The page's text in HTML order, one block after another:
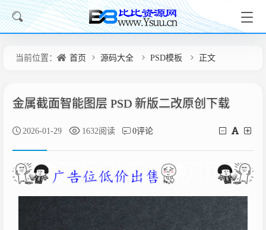
当前位置： 首页 源码大全 PSD模板 正文
金属截面智能图层 PSD 新版二改原创下载
2026-01-29 1632阅读 0评论